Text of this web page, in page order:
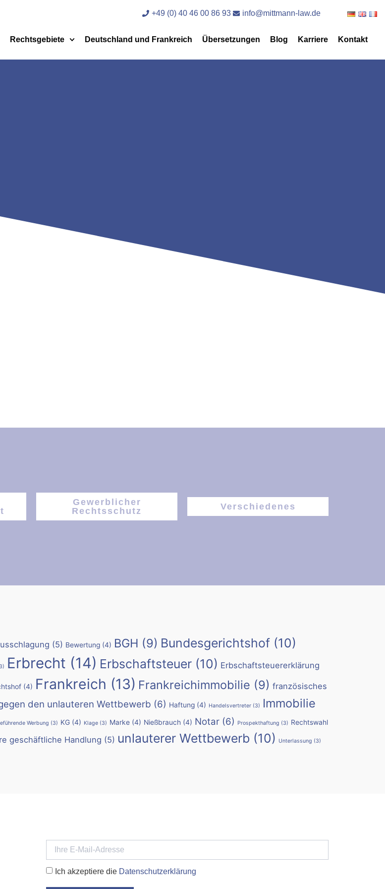
+49 (0) 40 46 00 86 93 info@mittmann-law.de
Rechtsgebiete Deutschland und Frankreich Übersetzungen Blog Karriere Kontakt
Gewerblicher
Rechtsschutz
Verschiedenes
(5) Bewertung (4) BGH (9) Bundesgerichtshof (10)
Erbrecht (14) Erbschaftsteuer (10) Erbschaftsteuererklärung
(4) Frankreich (13) Frankreichimmobilie (9) französisches
den unlauteren Wettbewerb (6) Haftung (4) Handelsvertreter (3)
Immobilie
Werbung (3) KG (4) Klage (3) Marke (4) Nießbrauch (4) Notar (6) Prospekthaftung (3) Rechtswahl
geschäftliche Handlung (5) unlauterer Wettbewerb (10) Unterlassung (3)
Ich akzeptiere die Datenschutzerklärung